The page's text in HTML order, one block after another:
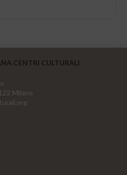
CENTRI CULTURALI
Milano